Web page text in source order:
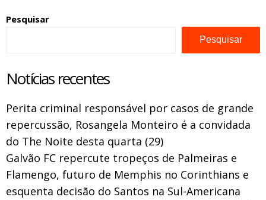
Pesquisar
Pesquisar
Notícias recentes
Perita criminal responsável por casos de grande
repercussão, Rosangela Monteiro é a convidada
do The Noite desta quarta (29)
Galvão FC repercute tropeços de Palmeiras e
Flamengo, futuro de Memphis no Corinthians e
esquenta decisão do Santos na Sul-Americana